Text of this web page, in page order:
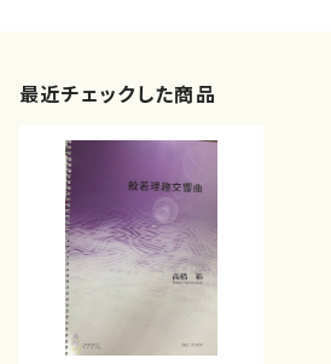
最近チェックした商品